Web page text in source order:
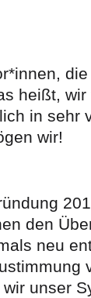
heißt, wir
in sehr
wir!
den
neu
unser